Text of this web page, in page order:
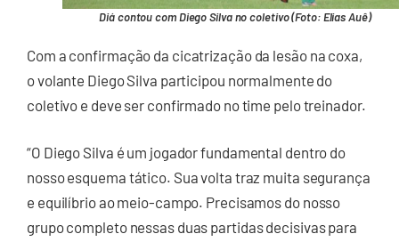
Diá contou com Diego Silva no coletivo (Foto: Elias Auê)
Com a confirmação da cicatrização da lesão na coxa,
o volante Diego Silva participou normalmente do
coletivo e deve ser confirmado no time pelo treinador.
“O Diego Silva é um jogador fundamental dentro do
nosso esquema tático. Sua volta traz muita segurança
e equilíbrio ao meio-campo. Precisamos do nosso
grupo completo nessas duas partidas decisivas para